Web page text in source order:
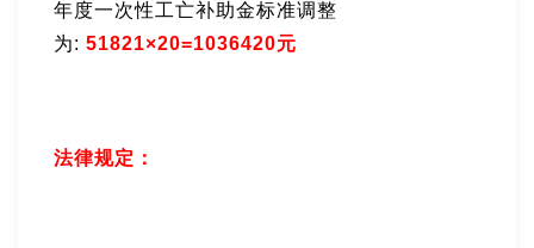
年度一次性工亡补助金标准调整
为: 51821×20=1036420元
法律规定：